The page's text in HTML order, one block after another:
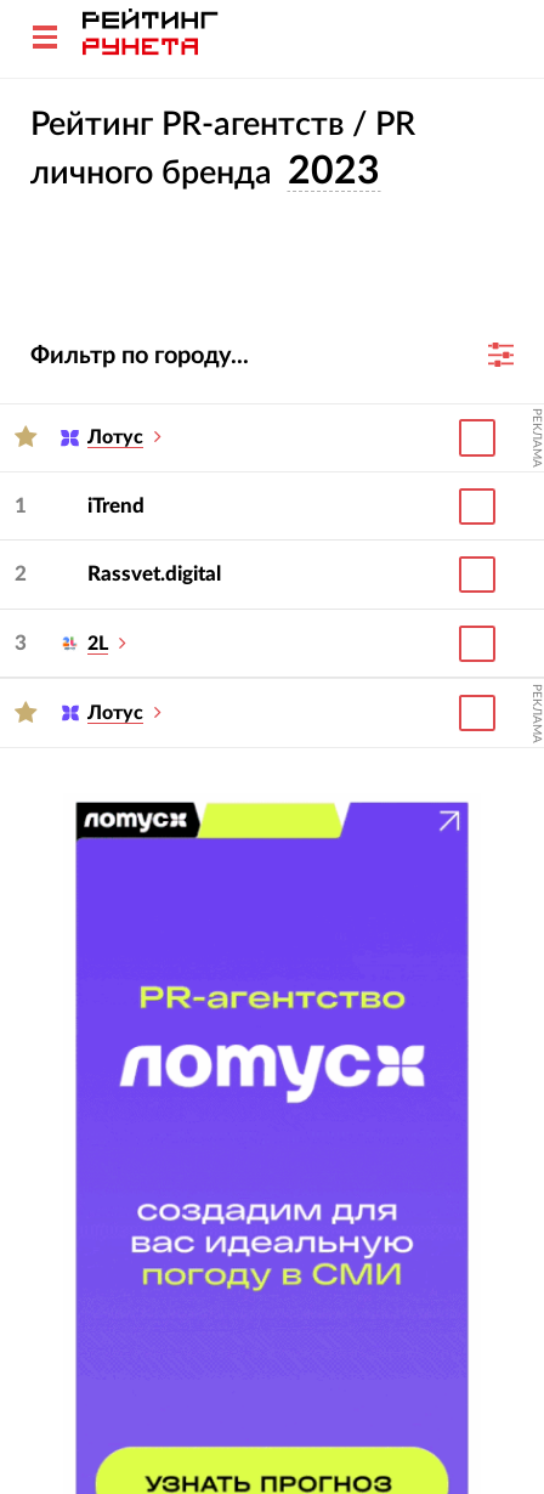
Рейтинг PR-агентств / PR
личного бренда 2023
Фильтр по городу...
Лотус РЕКЛАМА
1 iTrend
2 Rassvet.digital
3 2L
Лотус РЕКЛАМА